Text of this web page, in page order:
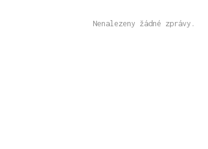
Nenalezeny žádné zprávy.